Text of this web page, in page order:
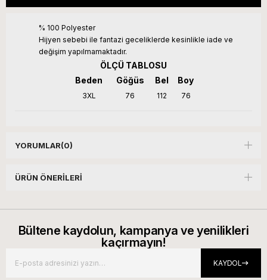
% 100 Polyester
Hijyen sebebi ile fantazi geceliklerde kesinlikle iade ve
değişim yapılmamaktadır.
ÖLÇÜ TABLOSU
Beden
Göğüs Bel Boy
3XL 76 112 76
YORUMLAR(0)
ÜRÜN ÖNERILERI
Bültene kaydolun, kampanya ve yenilikleri
kaçırmayın!
KAYDOL